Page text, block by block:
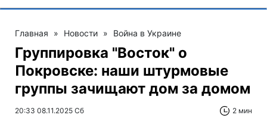
Главная » Новости » Война в Украине
Группировка "Восток" о
Покровске: наши штурмовые
группы зачищают дом за домом
20:33 08.11.2025 Сб 2 мин